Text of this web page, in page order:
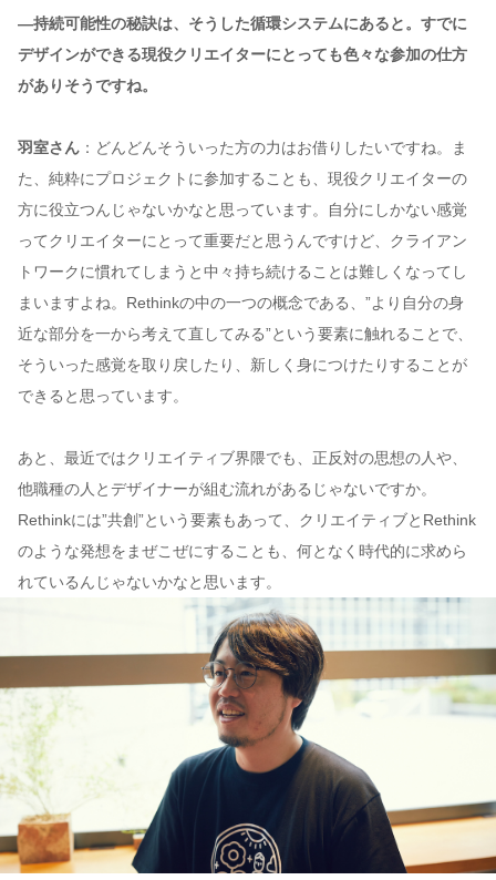
—持続可能性の秘訣は、そうした循環システムにあると。すでに
デザインができる現役クリエイターにとっても色々な参加の仕方
がありそうですね。
羽室さん ：どんどんそういった方の力はお借りしたいですね。ま
た、純粋にプロジェクトに参加することも、現役クリエイターの
方に役立つんじゃないかなと思っています。自分にしかない感覚
ってクリエイターにとって重要だと思うんですけど、クライアン
トワークに慣れてしまうと中々持ち続けることは難しくなってし
まいますよね。Rethinkの中の一つの概念である、”より自分の身
近な部分を一から考えて直してみる”という要素に触れることで、
そういった感覚を取り戻したり、新しく身につけたりすることが
できると思っています。
あと、最近ではクリエイティブ界隈でも、正反対の思想の人や、
他職種の人とデザイナーが組む流れがあるじゃないですか。
Rethinkには”共創”という要素もあって、クリエイティブとRethink
のような発想をまぜこぜにすることも、何となく時代的に求めら
れているんじゃないかなと思います。